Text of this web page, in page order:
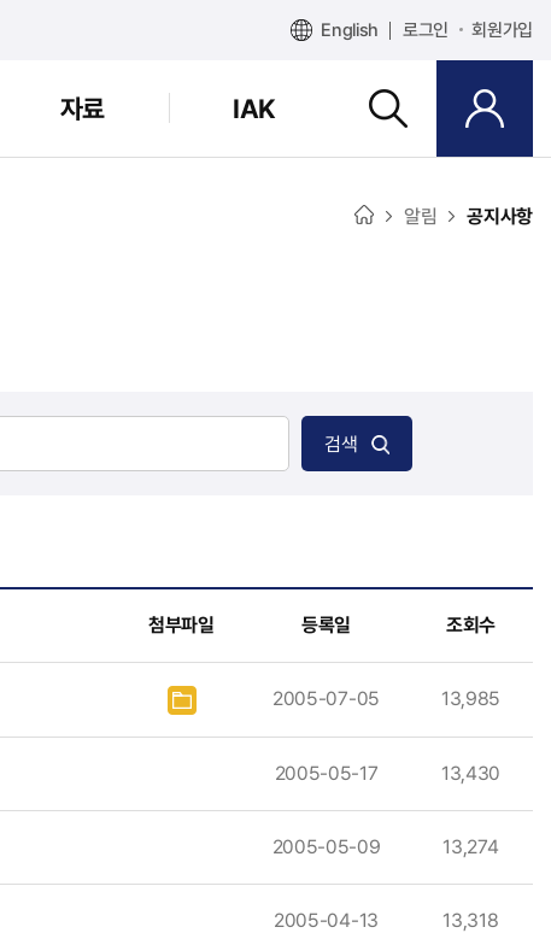
English 로그인 회원가입
자료 IAK
알림 공지사항
검색
첨부파일 등록일 조회수
2005-07-05 13,985
2005-05-17 13,430
2005-05-09 13,274
2005-04-13 13,318